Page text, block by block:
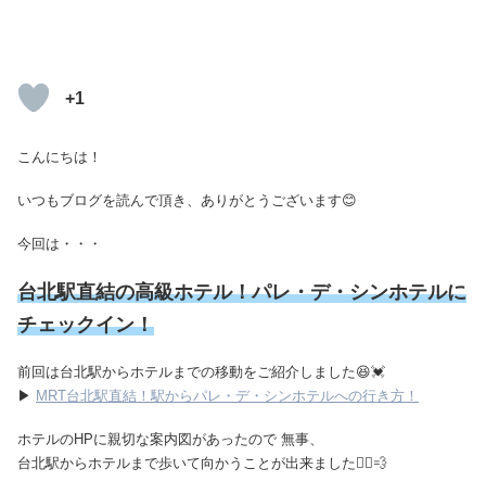
+1
こんにちは！
いつもブログを読んで頂き、ありがとうございます😊
今回は・・・
台北駅直結の高級ホテル！パレ・デ・シンホテルに
チェックイン！
前回は台北駅からホテルまでの移動をご紹介しました😆💓
▶ MRT台北駅直結！駅からパレ・デ・シンホテルへの行き方！
ホテルのHPに親切な案内図があったので 無事、
台北駅からホテルまで歩いて向かうことが出来ました🏃‍♂️💨